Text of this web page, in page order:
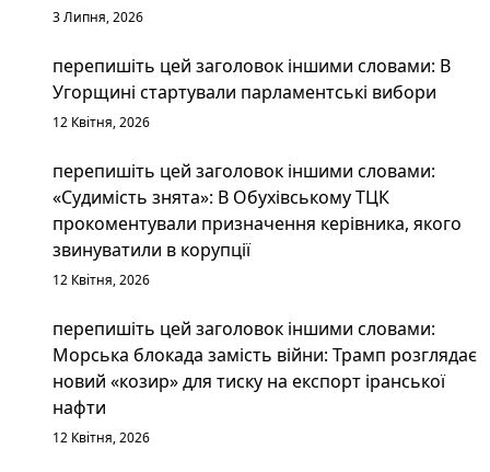
3 Липня, 2026
перепишіть цей заголовок іншими словами: В
Угорщині стартували парламентські вибори
12 Квітня, 2026
перепишіть цей заголовок іншими словами:
«Судимість знята»: В Обухівському ТЦК
прокоментували призначення керівника, якого
звинуватили в корупції
12 Квітня, 2026
перепишіть цей заголовок іншими словами:
Морська блокада замість війни: Трамп розглядає
новий «козир» для тиску на експорт іранської
нафти
12 Квітня, 2026